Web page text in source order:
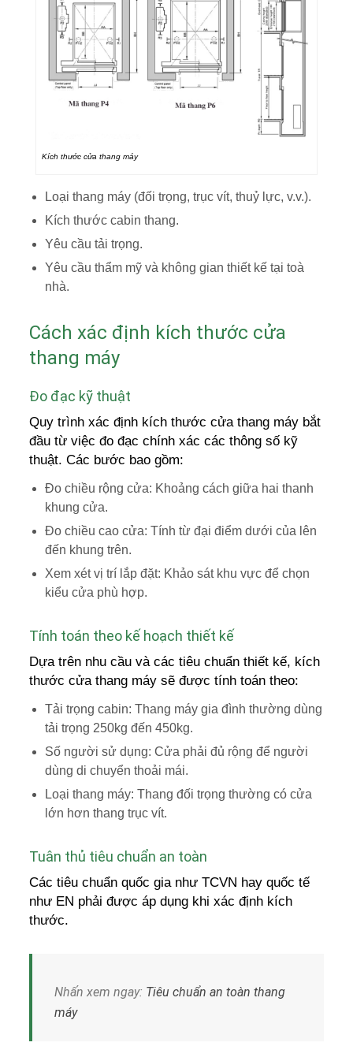
Kích thước cửa thang máy
Loại thang máy (đối trọng, trục vít, thuỷ lực, v.v.).
Kích thước cabin thang.
Yêu cầu tải trọng.
Yêu cầu thẩm mỹ và không gian thiết kế tại toà
nhà.
Cách xác định kích thước cửa
thang máy
Đo đạc kỹ thuật
Quy trình xác định kích thước cửa thang máy bắt
đầu từ việc đo đạc chính xác các thông số kỹ
thuật. Các bước bao gồm:
Đo chiều rộng cửa: Khoảng cách giữa hai thanh
khung cửa.
Đo chiều cao cửa: Tính từ đại điểm dưới của lên
đến khung trên.
Xem xét vị trí lắp đặt: Khảo sát khu vực để chọn
kiểu cửa phù hợp.
Tính toán theo kế hoạch thiết kế
Dựa trên nhu cầu và các tiêu chuẩn thiết kế, kích
thước cửa thang máy sẽ được tính toán theo:
Tải trọng cabin: Thang máy gia đình thường dùng
tải trọng 250kg đến 450kg.
Số người sử dụng: Cửa phải đủ rộng để người
dùng di chuyển thoải mái.
Loại thang máy: Thang đối trọng thường có cửa
lớn hơn thang trục vít.
Tuân thủ tiêu chuẩn an toàn
Các tiêu chuẩn quốc gia như TCVN hay quốc tế
như EN phải được áp dụng khi xác định kích
thước.
Nhấn xem ngay: Tiêu chuẩn an toàn thang
máy